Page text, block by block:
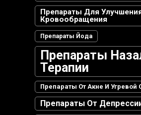
Препараты Для
Кровообращения
Препараты Йода
Препараты
Терапии
Препараты От Акне И Угревой
Препараты От